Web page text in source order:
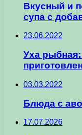
Вкусный и
супа с
23.06.2022
Уха
03.03.2022
Блюда с
17.07.2026